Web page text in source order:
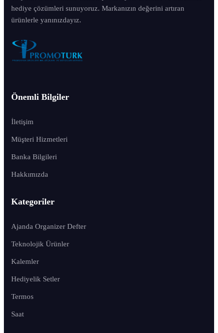
hediye çözümleri sunuyoruz. Markanızın değerini artıran
ürünlerle yanınızdayız.
Önemli Bilgiler
İletişim
Müşteri Hizmetleri
Banka Bilgileri
Hakkımızda
Kategoriler
Ajanda Organizer Defter
Teknolojik Ürünler
Kalemler
Hediyelik Setler
Termos
Saat